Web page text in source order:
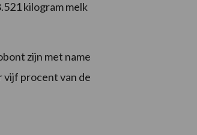
kilogram melk
zijn met name
vijf procent van de